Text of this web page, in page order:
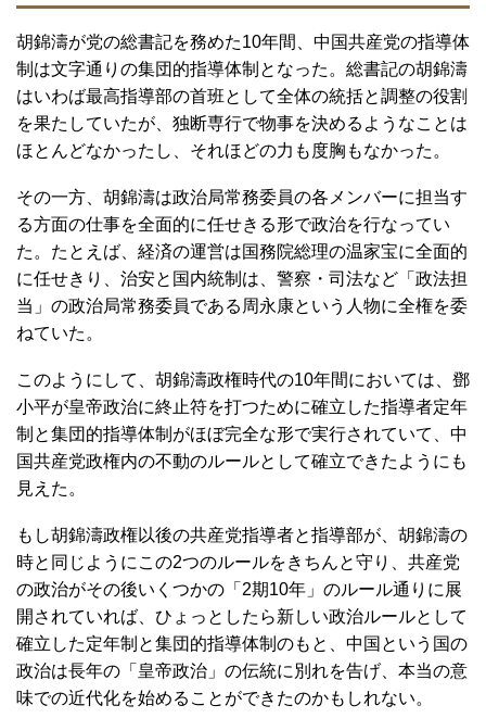
胡錦濤が党の総書記を務めた10年間、中国共産党の指導体
制は文字通りの集団的指導体制となった。総書記の胡錦濤
はいわば最高指導部の首班として全体の統括と調整の役割
を果たしていたが、独断専行で物事を決めるようなことは
ほとんどなかったし、それほどの力も度胸もなかった。
その一方、胡錦濤は政治局常務委員の各メンバーに担当す
る方面の仕事を全面的に任せきる形で政治を行なってい
た。たとえば、経済の運営は国務院総理の温家宝に全面的
に任せきり、治安と国内統制は、警察・司法など「政法担
当」の政治局常務委員である周永康という人物に全権を委
ねていた。
このようにして、胡錦濤政権時代の10年間においては、鄧
小平が皇帝政治に終止符を打つために確立した指導者定年
制と集団的指導体制がほぼ完全な形で実行されていて、中
国共産党政権内の不動のルールとして確立できたようにも
見えた。
もし胡錦濤政権以後の共産党指導者と指導部が、胡錦濤の
時と同じようにこの2つのルールをきちんと守り、共産党
の政治がその後いくつかの「2期10年」のルール通りに展
開されていれば、ひょっとしたら新しい政治ルールとして
確立した定年制と集団的指導体制のもと、中国という国の
政治は長年の「皇帝政治」の伝統に別れを告げ、本当の意
味での近代化を始めることができたのかもしれない。